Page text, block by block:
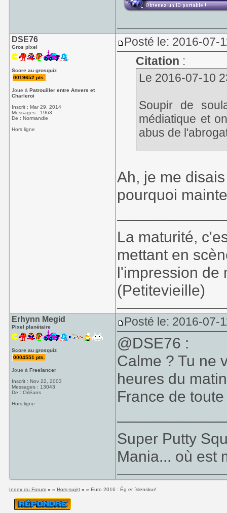
DSE76
Gros pixel
Score au grosquiz
0019652 pts.
Joue àPatrouiller entre Anvers et
Charleroi
Inscrit : Mar 29, 2014
Messages : 1963
De : Normandie
Hors ligne
Posté le: 2016-07-
Citation :
Le 2016-07-10
Soupir de
médiatique et
abus de
majeur
Évidemment,
mais c'est un
Ah, je me
pourquoi
La maturité,
mettant en
l'impression de
(Petitevieille)
Erhynn Megid
Pixel planétaire
Score au grosquiz
0004551 pts.
Joue àFreelancer
Inscrit : Nov 22, 2003
Messages : 13043
De : Orléans
Hors ligne
Posté le: 2016-07-
@DSE76 :
Calme ? Tu ne
heures du
France de
Super Putty
Mania... où est
Index du Forum» » Hors-sujet» » Euro 2016 : Ég er íslenskur!